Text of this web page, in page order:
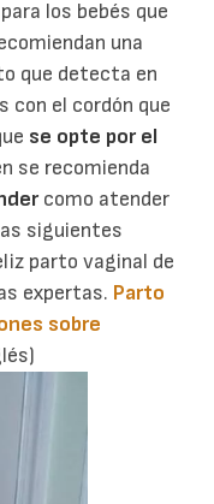
los bebés que
una
que detecta en
con el cordón que
se opte por el
se recomienda
como atender
siguientes
parto vaginal de
expertas. Parto
sobre